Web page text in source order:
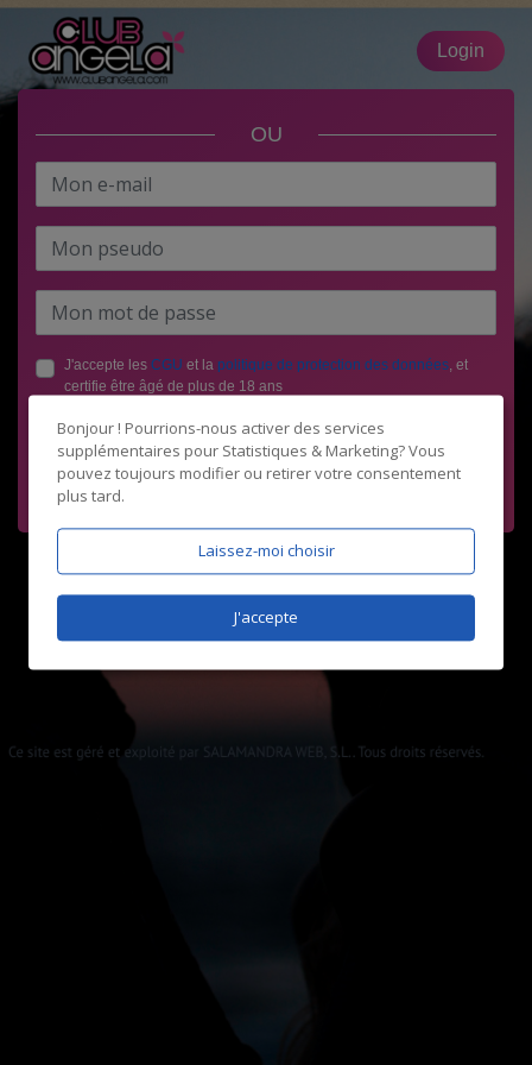
Login
OU
J'accepte les CGU et la politique de protection des données, et
certifie être âgé de plus de 18 ans
Bonjour ! Pourrions-nous activer des services
supplémentaires pour Statistiques & Marketing? Vous
pouvez toujours modifier ou retirer votre consentement
plus tard.
Laissez-moi choisir
J'accepte